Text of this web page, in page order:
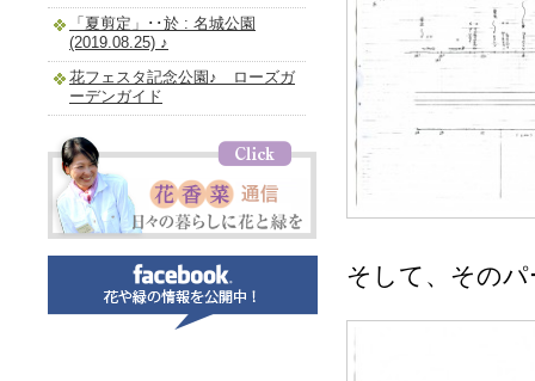
そして、その
「夏剪定」･･於 : 名城公園
(2019.08.25) ♪
花フェスタ記念公園♪ ローズガ
ーデンガイド